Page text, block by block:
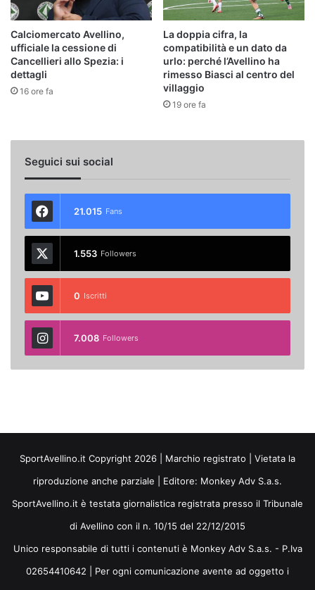
Calciomercato Avellino,
ufficiale la cessione di
Cancellieri allo Spezia: i
dettagli
16 ore fa
La doppia cifra, la
compatibilità e un dato da
urlo: perché l’Avellino ha
rimesso Biasci al centro del
villaggio
19 ore fa
Seguici sui social
21.015 Fans
1.553 Followers
0 Iscritti
7.008 Followers
SportAvellino.it Copyright 2026 | Marchio registrato | Vietata la
riproduzione anche parziale | Editore: Monkey Adv S.a.s.
SportAvellino.it è testata giornalistica registrata presso il Tribunale
di Avellino con il n. 10/15 del 22/12/2015
Unico responsabile di tutti i contenuti è Monkey Adv S.a.s. - P.Iva
02654410642 | Per ogni comunicazione avente ad oggetto i